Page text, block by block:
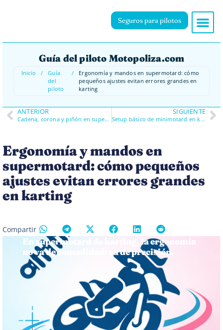
Seguros para pilotos
Guía del piloto Motopoliza.com
Inicio /
Guía
del
piloto
/
Ergonomía y mandos en supermotard: cómo
pequeños ajustes evitan errores grandes en
karting
ANTERIOR
Cadena, corona y piñón en supermotard: el desgaste acelerado del karting revirado
SIGUIENTE
Setup básico de minimotard en karting: suspensiones, presiones y errores críticos
Ergonomía y mandos en
supermotard: cómo pequeños
ajustes evitan errores grandes
en karting
Compartir
En supermotard de karting, la ergonomía
no va de comodidad: va de precisión.